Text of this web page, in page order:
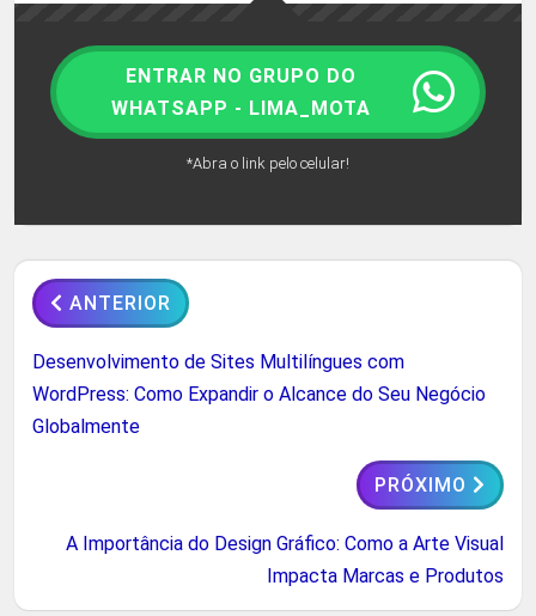
ENTRAR NO GRUPO DO
WHATSAPP - LIMA_MOTA
*Abra o link pelo celular!
ANTERIOR
Desenvolvimento de Sites Multilíngues com
WordPress: Como Expandir o Alcance do Seu Negócio
Globalmente
PRÓXIMO
A Importância do Design Gráfico: Como a Arte Visual
Impacta Marcas e Produtos